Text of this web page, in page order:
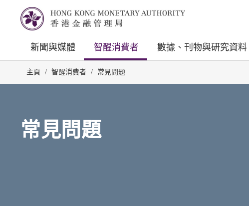
新聞與媒體 智醒消費者 數據、刊物與研究資料
主頁 / 智醒消費者 / 常見問題
常見問題